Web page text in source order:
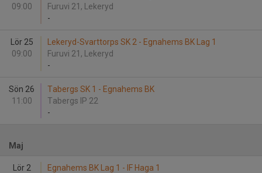
09:00
Furuvi 21, Lekeryd
-
Lör 25
09:00
Lekeryd-Svarttorps SK 2 - Egnahems BK Lag 1
Furuvi 21, Lekeryd
-
Sön 26
11:00
Tabergs SK 1 - Egnahems BK
Tabergs IP 22
-
Maj
Lör 2
Egnahems BK Lag 1 - IF Haga 1